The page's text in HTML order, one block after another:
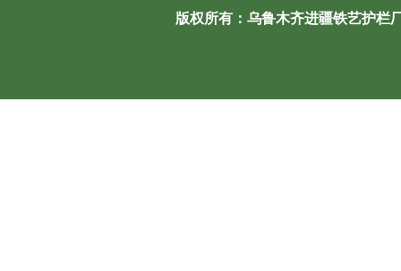
版权所有： 乌鲁木齐进疆铁艺护栏